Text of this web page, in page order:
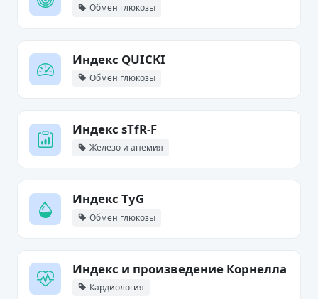
Обмен глюкозы
Индекс QUICKI
Обмен глюкозы
Индекс sTfR-F
Железо и анемия
Индекс TyG
Обмен глюкозы
Индекс и произведение Корнелла
Кардиология